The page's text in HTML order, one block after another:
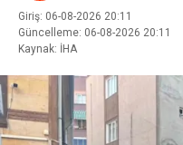
Giriş: 06-08-2026 20:11
Güncelleme: 06-08-2026 20:11
Kaynak: İHA